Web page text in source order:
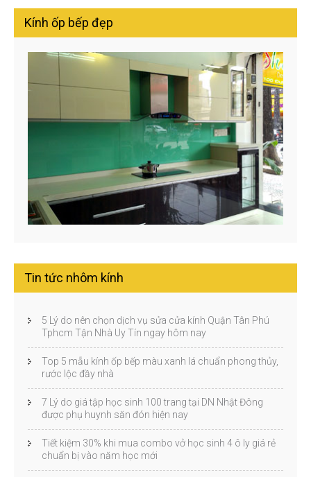
Kính ốp bếp đẹp
Tin tức nhôm kính
5 Lý do nên chọn dịch vụ sửa cửa kính Quận Tân Phú
Tphcm Tận Nhà Uy Tín ngay hôm nay
Top 5 mẫu kính ốp bếp màu xanh lá chuẩn phong thủy,
rước lộc đầy nhà
7 Lý do giá tập học sinh 100 trang tại DN Nhật Đông
được phụ huynh săn đón hiện nay
Tiết kiệm 30% khi mua combo vở học sinh 4 ô ly giá rẻ
chuẩn bị vào năm học mới